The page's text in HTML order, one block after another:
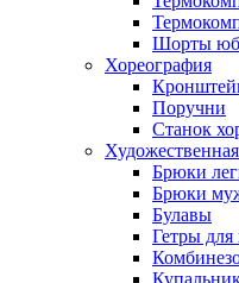
Шорты
Хореография
Поручни
Станок
Брюки
Брюки
Булавы
Гетры для